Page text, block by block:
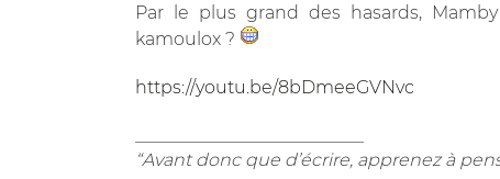
Par le plus grand des hasards,
kamoulox ?
https://youtu.be/8bDmeeGVNvc
“Avant donc que d’écrire, apprenez à